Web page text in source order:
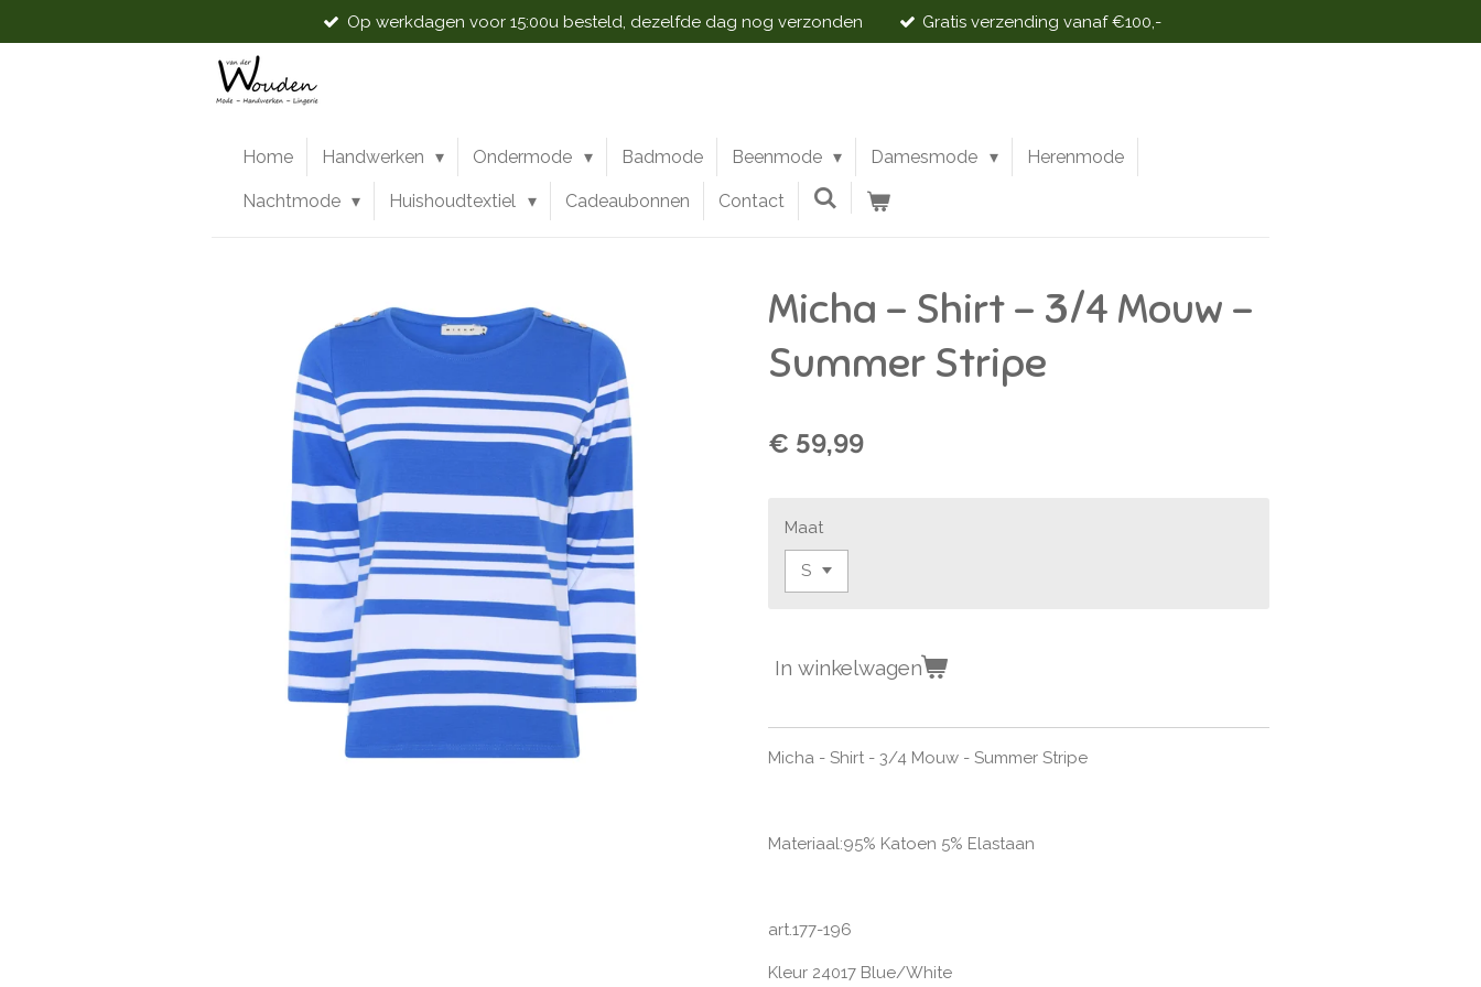
direct
Op werkdagen voor 15:00u besteld, dezelfde dag nog verzonden Gratis verzending vanaf €100,-
Home Handwerken Ondermode Badmode Beenmode Damesmode Herenmode
Nachtmode Huishoudtextiel Cadeaubonnen Contact
Micha - Shirt - 3/4 Mouw -
Summer Stripe
€ 59,99
Maat
In winkelwagen
Micha - Shirt - 3/4 Mouw - Summer Stripe
Materiaal:95% Katoen 5% Elastaan
art.177-196
Kleur 24017 Blue/White